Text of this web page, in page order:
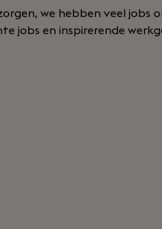
we hebben veel jobs
jobs en inspirerende